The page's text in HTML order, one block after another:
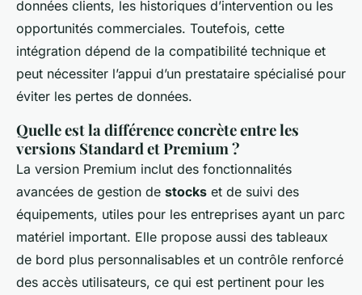
données clients, les historiques d’intervention ou les
opportunités commerciales. Toutefois, cette
intégration dépend de la compatibilité technique et
peut nécessiter l’appui d’un prestataire spécialisé pour
éviter les pertes de données.
Quelle est la différence concrète entre les
versions Standard et Premium ?
La version Premium inclut des fonctionnalités
avancées de gestion de stocks et de suivi des
équipements, utiles pour les entreprises ayant un parc
matériel important. Elle propose aussi des tableaux
de bord plus personnalisables et un contrôle renforcé
des accès utilisateurs, ce qui est pertinent pour les